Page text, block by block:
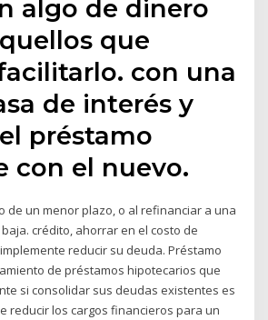
algo de dinero
que
con una
de interés y
préstamo
con el nuevo.
de un menor plazo, o al refinanciar a una
crédito, ahorrar en el costo de
reducir su deuda. Préstamo
de préstamos hipotecarios que
si consolidar sus deudas existentes es
reducir los cargos financieros para un